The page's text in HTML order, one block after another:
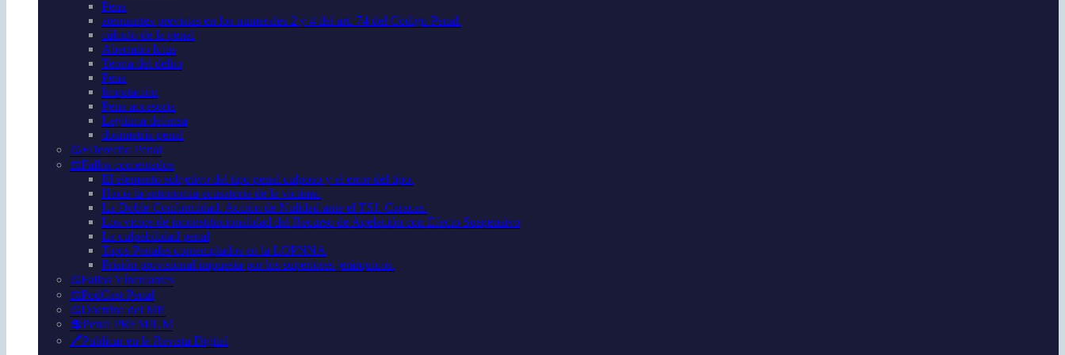
Pena
atenuantes previstas en los numerales 2 y 4 del art. 74 del Código Penal.
cálculo de la penal
Aberratio Ictus
Teoría del delito
Pena
Imputación
Pena accesoria
Legítima defensa
dosimetría penal
⚖️+Derecho Penal
⚖️Fallos comentados
El elemento subjetivo del tipo penal culposo y el error del tipo.
Hacia la autonomía acusatoria de la víctima.
La Doble Conformidad. Acción de Nulidad ante el TSJ. Caracas.
Los vicios de inconstitucionalidad del Recurso de Apelación con Efecto Suspensivo
La culpabilidad penal
Tipos Penales contemplados en la LOPNNA
Prisión provisional impuesta por los superiores jerárquicos.
⚖️Fallos Vínculantes
⚖️PodCast Penal
⚖️Doctrina del MP.
💲Penal PREMIUM
🖊️Publicar en la Revista Digital